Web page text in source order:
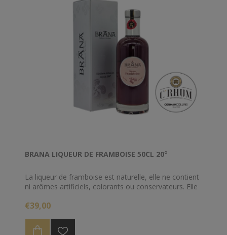
BRANA LIQUEUR DE FRAMBOISE 50CL 20°
La liqueur de framboise est naturelle, elle ne contient
ni arômes artificiels, colorants ou conservateurs. Elle
issues de variétés les plus nobles. Seul le procédé par
de ce fruit et donne à cette liqueur son exceptionnelle
€39,00